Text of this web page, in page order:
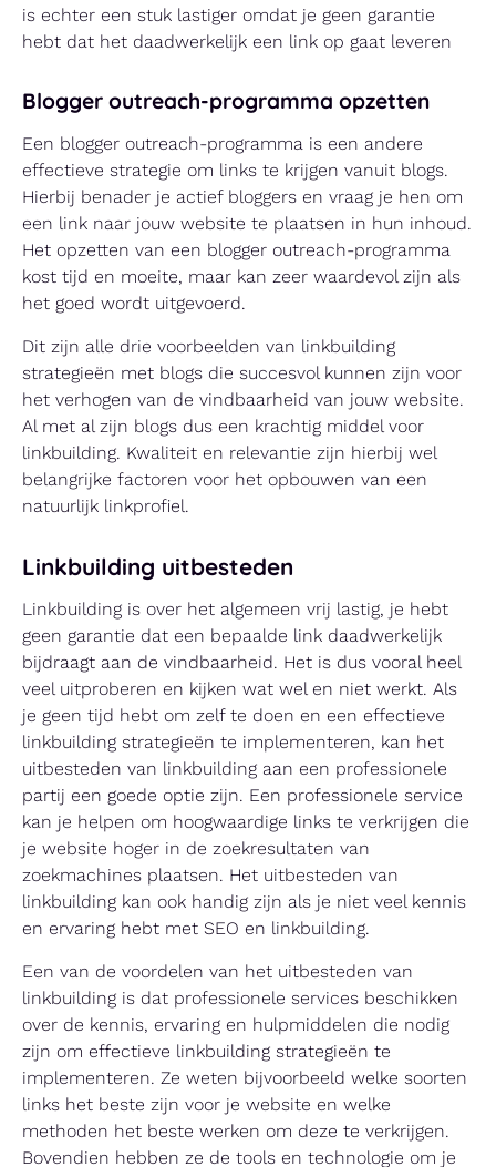
is echter een stuk lastiger omdat je geen garantie
hebt dat het daadwerkelijk een link op gaat leveren
Blogger outreach-programma opzetten
Een blogger outreach-programma is een andere
effectieve strategie om links te krijgen vanuit blogs.
Hierbij benader je actief bloggers en vraag je hen om
een link naar jouw website te plaatsen in hun inhoud.
Het opzetten van een blogger outreach-programma
kost tijd en moeite, maar kan zeer waardevol zijn als
het goed wordt uitgevoerd.
Dit zijn alle drie voorbeelden van linkbuilding
strategieën met blogs die succesvol kunnen zijn voor
het verhogen van de vindbaarheid van jouw website.
Al met al zijn blogs dus een krachtig middel voor
linkbuilding. Kwaliteit en relevantie zijn hierbij wel
belangrijke factoren voor het opbouwen van een
natuurlijk linkprofiel.
Linkbuilding uitbesteden
Linkbuilding is over het algemeen vrij lastig, je hebt
geen garantie dat een bepaalde link daadwerkelijk
bijdraagt aan de vindbaarheid. Het is dus vooral heel
veel uitproberen en kijken wat wel en niet werkt. Als
je geen tijd hebt om zelf te doen en een effectieve
linkbuilding strategieën te implementeren, kan het
uitbesteden van linkbuilding aan een professionele
partij een goede optie zijn. Een professionele service
kan je helpen om hoogwaardige links te verkrijgen die
je website hoger in de zoekresultaten van
zoekmachines plaatsen. Het uitbesteden van
linkbuilding kan ook handig zijn als je niet veel kennis
en ervaring hebt met SEO en linkbuilding.
Een van de voordelen van het uitbesteden van
linkbuilding is dat professionele services beschikken
over de kennis, ervaring en hulpmiddelen die nodig
zijn om effectieve linkbuilding strategieën te
implementeren. Ze weten bijvoorbeeld welke soorten
links het beste zijn voor je website en welke
methoden het beste werken om deze te verkrijgen.
Bovendien hebben ze de tools en technologie om je